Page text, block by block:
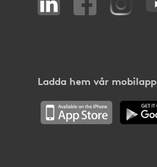
Ladda hem vår mobilapp